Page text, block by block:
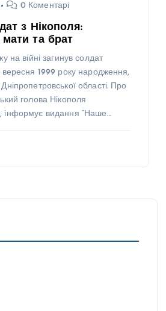
0 Коментарі
з Нікополя:
та брат
на війні загинув солдат
1999 року народження,
області. Про
голова Нікополя
інформує видання “Наше…